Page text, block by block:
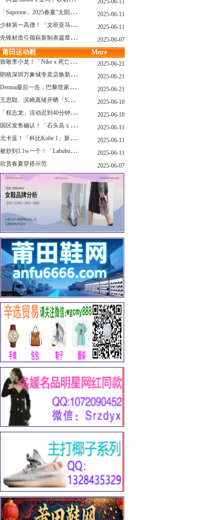
2025-06-11
「
Supreme」2025春夏"太阳镜"系列曝光，附发售指南！ 2025-06-11
少
林第一高僧！「文班亚马」剃光头，去河南少林寺修行了... 2025-06-11
先
锋材质引领崭新制表篇章 TAG Heuer泰格豪雅推出采用新型钛金属打造的摩纳哥系列双秒追针计时码表，全新定义先锋材质 2025-06-07
莆田运动鞋 More
致
敬李小龙！「Nike x 死亡游戏」特殊配色曝光，确认发售！ 2025-06-21
朗
格深圳万象城专卖店焕新开幕 萨克森制表艺术耀启华南新章 2025-06-21
D
emna最后一击：巴黎世家玩上PUMA了 2025-06-21
王
思聪、滨崎真绪开晒「Switch 2」，一台溢价1000+...！ 2025-06-18
「
权志龙」活动迟到40分钟，反手捐了8.8亿韩元... 2025-06-18
国
区发售确认！「石头岛 x New Balance」新联名曝光，定档了！ 2025-06-11
北
卡蓝！「科比Kobe 1」新配色要发售了... 2025-06-11
被
炒到1.1w一个！「Labubu x sacai」三方特殊联名曝光...
2025-06-11
欣赏春夏穿搭示范
2025-06-07